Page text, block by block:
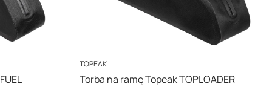
PRODUCENT
TOPEAK
Torba na ramę Topeak TOPLOADER